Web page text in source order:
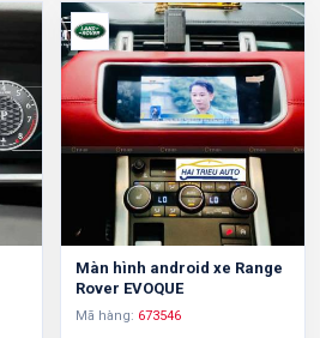
Màn hình android xe Range
Rover EVOQUE
Mã hàng: 673546